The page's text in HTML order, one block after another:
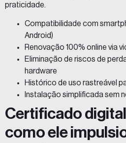
praticidade.
Compatibilidade com
Android)
Renovação 100% online via
Eliminação de riscos de
hardware
Histórico de uso rastreável
Instalação simplificada sem
Certificado
como ele